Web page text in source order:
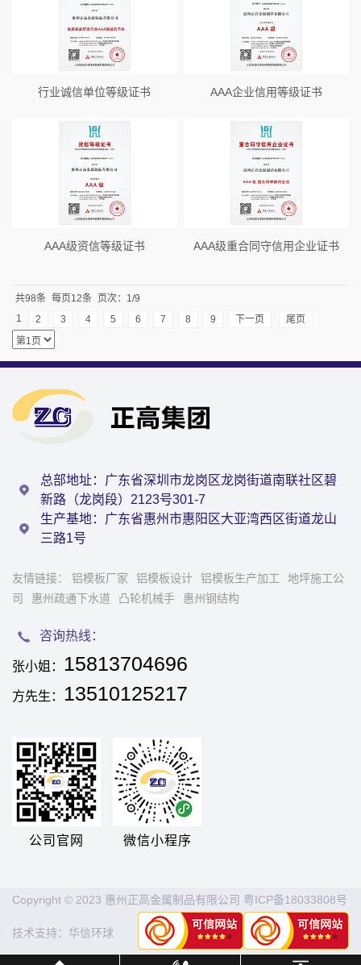
行业诚信单位等级证书 AAA企业信用等级证书
AAA级资信等级证书 AAA级重合同守信用企业证书
共98条 每页12条
页次：1/9
1
2 3 4 5 6 7 8 9 下一页 尾页
总部地址：广东省深圳市龙岗区龙岗街道南联社区碧
新路（龙岗段）2123号301-7
生产基地：广东省惠州市惠阳区大亚湾西区街道龙山
三路1号
友情链接： 铝模板厂家 铝模板设计 铝模板生产加工
地坪施工公
司
惠州疏通下水道 凸轮机械手 惠州钢结构
咨询热线：
张小姐： 15813704696
方先生： 13510125217
公司官网 微信小程序
Copyright © 2023 惠州正高金属制品有限公司 粤ICP备18033808号
技术支持： 华信环球